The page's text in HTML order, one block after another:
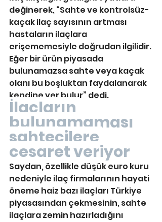
değinerek, “Sahte ve kontrolsüz-
kaçak ilaç sayısının artması
hastaların ilaçlara
erişememesiyle doğrudan ilgilidir.
Eğer bir ürün piyasada
bulunamazsa sahte veya kaçak
olanı bu boşluktan faydalanarak
kendine yer bulur” dedi.
İlaçların
bulunamaması
sahtecilere
cesaret veriyor
Saydan, özellikle düşük euro kuru
nedeniyle ilaç firmalarının hayati
öneme haiz bazı ilaçları Türkiye
piyasasından çekmesinin, sahte
ilaçlara zemin hazırladığını